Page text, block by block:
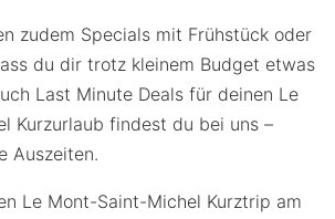
zudem Specials mit Frühstück oder
du dir trotz kleinem Budget etwas
Last Minute Deals für deinen Le
Kurzurlaub findest du bei uns –
Auszeiten.
Le Mont-Saint-Michel Kurztrip am